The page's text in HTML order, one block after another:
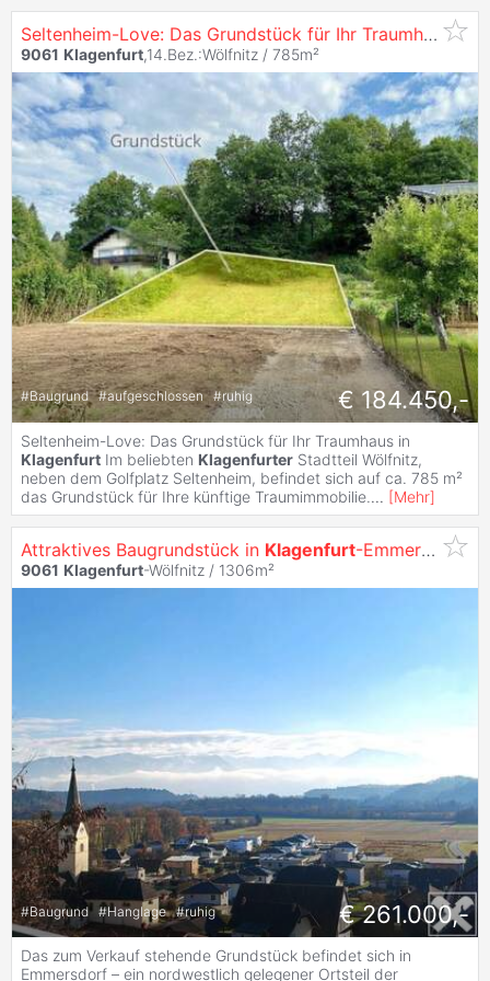
Seltenheim-Love: Das Grundstück für Ihr Traumhaus in
9061 Klagenfurt,14.Bez.:Wölfnitz / 785m²
#Baugrund #aufgeschlossen #ruhig € 184.450,-
Seltenheim-Love: Das Grundstück für Ihr Traumhaus in
Klagenfurt Im beliebten Klagenfurter Stadtteil Wölfnitz,
neben dem Golfplatz Seltenheim, befindet sich auf ca. 785 m²
das Grundstück für Ihre künftige Traumimmobilie.... [Mehr]
Attraktives Baugrundstück in Klagenfurt-Emmersdorf - ruhige Lage, sonnig, ideal für Ihr Traumhaus!
9061 Klagenfurt-Wölfnitz / 1306m²
#Baugrund #Hanglage #ruhig € 261.000,-
Das zum Verkauf stehende Grundstück befindet sich in
Emmersdorf – ein nordwestlich gelegener Ortsteil der